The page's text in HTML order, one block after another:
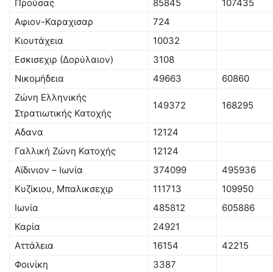
Προύσας 85845
107435
Αφιον-Καραχισαρ
724
Κιουτάχεια
10032
Εσκισεχιρ (Δορύλαιον)
3108
Νικομήδεια
49663
60860
Ζώνη Ελληνικής
Στρατιωτικής Κατοχής
149372 168295
Αδανα
12124
Γαλλική Ζώνη Κατοχής
12124
Αϊδινιον – Ιωνία
374099
495936
Κυζίκιου, Μπαλικσεχιρ
111713
109950
Ιωνία
485812
605886
Καρία
24921
Αττάλεια
16154
42215
Φοινίκη
3387